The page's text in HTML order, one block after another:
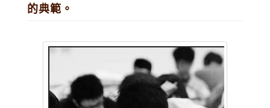
的典範。